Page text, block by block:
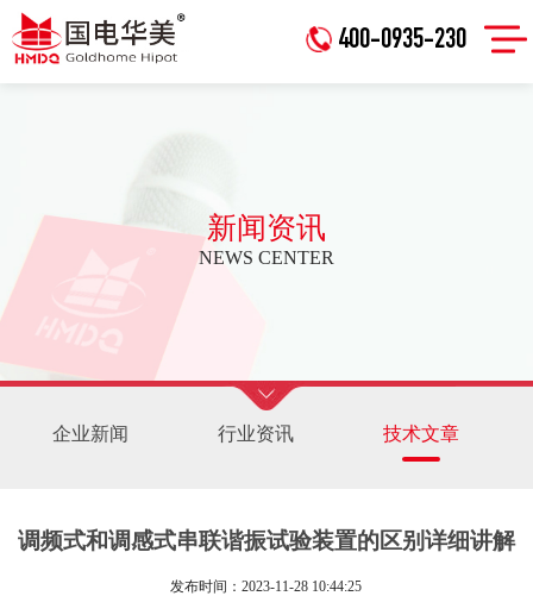
400-0935-230
新闻资讯
NEWS CENTER
企业新闻 行业资讯 技术文章
调频式和调感式串联谐振试验装置的区别详细讲解
发布时间：2023-11-28 10:44:25